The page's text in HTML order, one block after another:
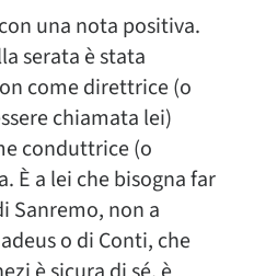
una nota positiva.
serata è stata
come direttrice (o
chiamata lei)
conduttrice (o
È a lei che bisogna far
Sanremo, non a
o di Conti, che